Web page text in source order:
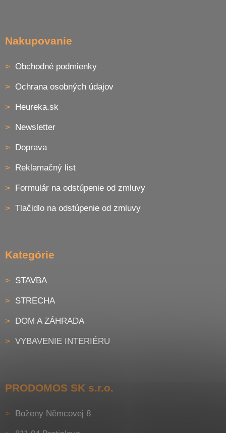
Nakupovanie
Obchodné podmienky
Ochrana osobných údajov
Heureka.sk
Newsletter
Doprava
Reklamačný list
Formulár na odstúpenie od zmluvy
Tlačidlo na odstúpenie od zmluvy
Kategórie
STAVBA
STRECHA
DOM A ZÁHRADA
VYBAVENIE INTERIÉRU
PRODOMOS SK s.r.o.
Boženy Němcovej 8